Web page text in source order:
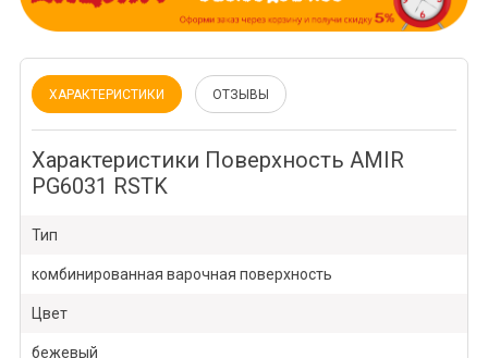
ХАРАКТЕРИСТИКИ ОТЗЫВЫ
Характеристики Поверхность AMIR
PG6031 RSTK
Тип
комбинированная варочная поверхность
Цвет
бежевый